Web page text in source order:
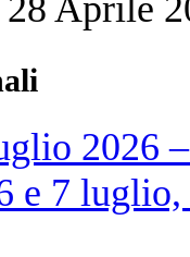
Aprile